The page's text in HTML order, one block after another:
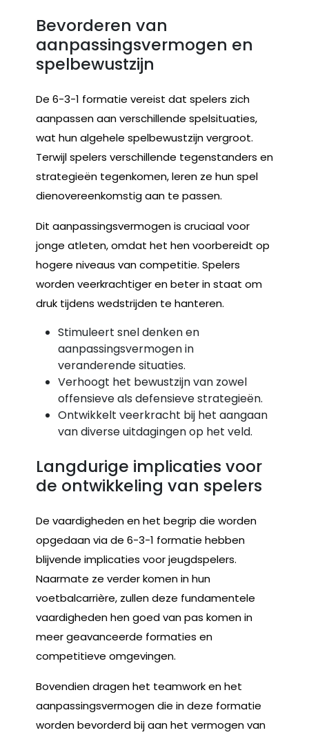
Bevorderen van
aanpassingsvermogen en
spelbewustzijn
De 6-3-1 formatie vereist dat spelers zich
aanpassen aan verschillende spelsituaties,
wat hun algehele spelbewustzijn vergroot.
Terwijl spelers verschillende tegenstanders en
strategieën tegenkomen, leren ze hun spel
dienovereenkomstig aan te passen.
Dit aanpassingsvermogen is cruciaal voor
jonge atleten, omdat het hen voorbereidt op
hogere niveaus van competitie. Spelers
worden veerkrachtiger en beter in staat om
druk tijdens wedstrijden te hanteren.
Stimuleert snel denken en
aanpassingsvermogen in
veranderende situaties.
Verhoogt het bewustzijn van zowel
offensieve als defensieve strategieën.
Ontwikkelt veerkracht bij het aangaan
van diverse uitdagingen op het veld.
Langdurige implicaties voor
de ontwikkeling van spelers
De vaardigheden en het begrip die worden
opgedaan via de 6-3-1 formatie hebben
blijvende implicaties voor jeugdspelers.
Naarmate ze verder komen in hun
voetbalcarrière, zullen deze fundamentele
vaardigheden hen goed van pas komen in
meer geavanceerde formaties en
competitieve omgevingen.
Bovendien dragen het teamwork en het
aanpassingsvermogen die in deze formatie
worden bevorderd bij aan het vermogen van